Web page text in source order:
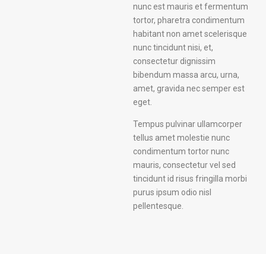
nunc est mauris et fermentum
tortor, pharetra condimentum
habitant non amet scelerisque
nunc tincidunt nisi, et,
consectetur dignissim
bibendum massa arcu, urna,
amet, gravida nec semper est
eget.
Tempus pulvinar ullamcorper
tellus amet molestie nunc
condimentum tortor nunc
mauris, consectetur vel sed
tincidunt id risus fringilla morbi
purus ipsum odio nisl
pellentesque.